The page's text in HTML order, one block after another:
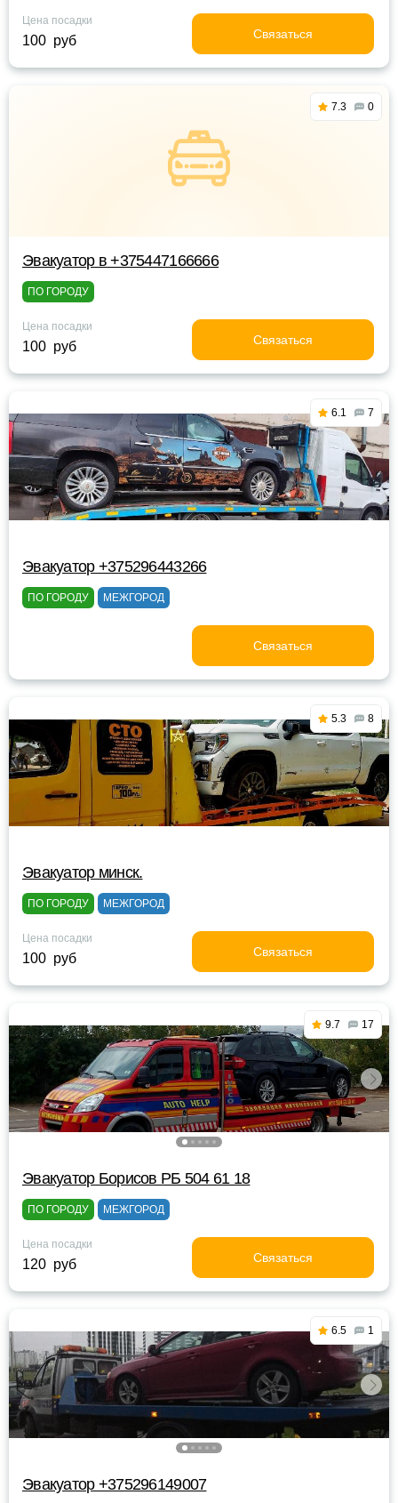
Цена посадки
100 руб Связаться
7.3 0
Эвакуатор в +375447166666
ПО ГОРОДУ
Цена посадки
100 руб Связаться
6.1 7
Эвакуатор +375296443266
ПО ГОРОДУ МЕЖГОРОД
Связаться
5.3 8
Эвакуатор минск.
ПО ГОРОДУ МЕЖГОРОД
Цена посадки
100 руб Связаться
9.7 17
Эвакуатор Борисов РБ 504 61 18
ПО ГОРОДУ МЕЖГОРОД
Цена посадки
120 руб Связаться
6.5 1
Эвакуатор +375296149007